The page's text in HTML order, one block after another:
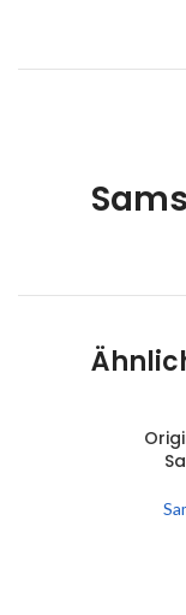
IN DEN